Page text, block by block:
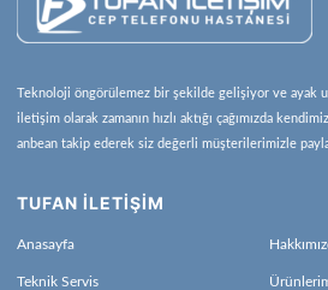
Teknoloji öngörülemez bir şekilde gelişiyor ve ayak
iletişim olarak zamanın hızlı aktığı çağımızda
anbean takip ederek siz değerli müşterilerimizle
TUFAN İLETİŞİM
Anasayfa
Teknik Servis